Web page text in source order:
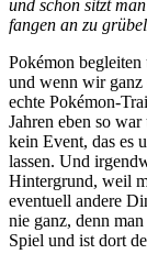
und schon sitzt
fangen an zu
Pokémon begleiten
und wenn wir
echte Pokémon-
Jahren eben so
kein Event, das es
lassen. Und
Hintergrund, weil
eventuell andere
nie ganz, denn
Spiel und ist dort